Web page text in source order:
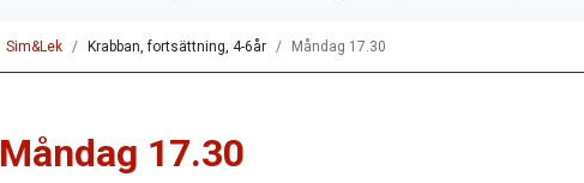
Sim&Lek Krabban, fortsättning, 4-6år Måndag 17.30
Måndag 17.30